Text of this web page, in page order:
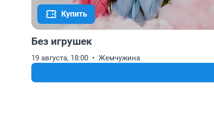
Купить
Без игрушек
19 августа, 18:00 Жемчужина